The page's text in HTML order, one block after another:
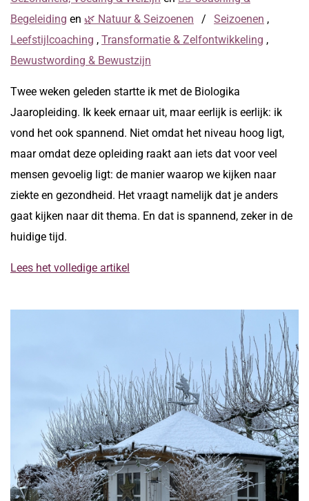
Begeleiding en 🌿 Natuur & Seizoenen / Seizoenen ,
Leefstijlcoaching , Transformatie & Zelfontwikkeling ,
Bewustwording & Bewustzijn
Twee weken geleden startte ik met de Biologika
Jaaropleiding. Ik keek ernaar uit, maar eerlijk is eerlijk: ik
vond het ook spannend. Niet omdat het niveau hoog ligt,
maar omdat deze opleiding raakt aan iets dat voor veel
mensen gevoelig ligt: de manier waarop we kijken naar
ziekte en gezondheid. Het vraagt namelijk dat je anders
gaat kijken naar dit thema. En dat is spannend, zeker in de
huidige tijd.
Lees het volledige artikel